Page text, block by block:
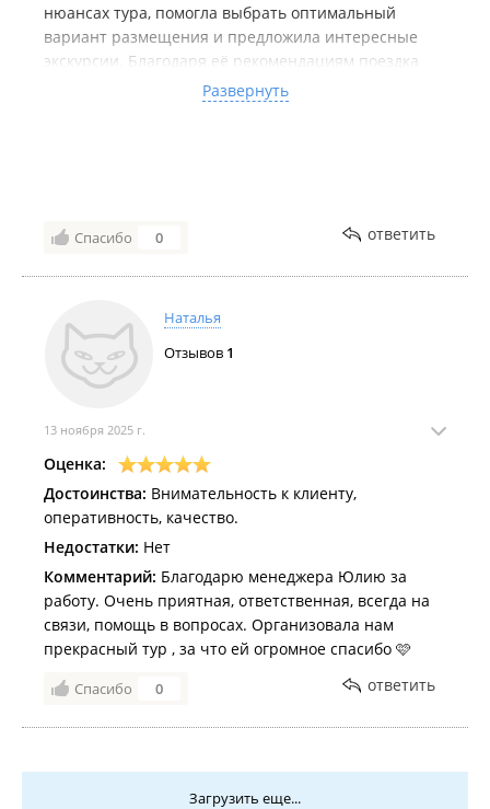
нюансах тура, помогла выбрать оптимальный
вариант размещения и предложила интересные
экскурсии. Благодаря её рекомендациям поездка
прошла идеально гладко. все предпочтения.
-Отлично ориентируется в туристических
дома.
невероятная природа вокруг сделали наше
Развернуть
Спасибо 0 ответить
Наталья
Отзывов 1
13 ноября 2025 г.
Оценка:
Достоинства: Внимательность к клиенту,
оперативность, качество.
Недостатки: Нет
Комментарий: Благодарю менеджера Юлию за
работу. Очень приятная, ответственная, всегда на
связи, помощь в вопросах. Организовала нам
прекрасный тур , за что ей огромное спасибо 🩷
Спасибо 0 ответить
Загрузить еще...